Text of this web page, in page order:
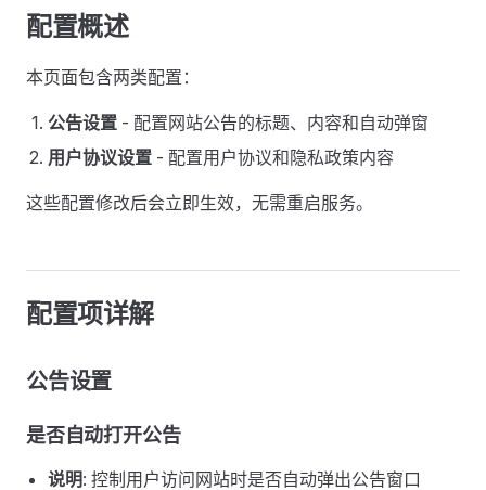
配置概述
本页面包含两类配置：
公告设置 - 配置网站公告的标题、内容和自动弹窗
用户协议设置 - 配置用户协议和隐私政策内容
这些配置修改后会立即生效，无需重启服务。
配置项详解
公告设置
是否自动打开公告
说明: 控制用户访问网站时是否自动弹出公告窗口